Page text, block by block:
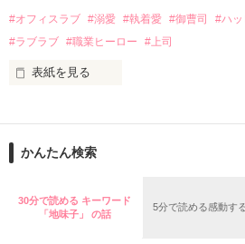
夏木美桜(なつきみお)
鳴海哲平 (なるみてっぺい)
2026.6.5～2026.7.25
＊以前、公開していた話の改稿版です＊
の関係となってしまい――？
#オフィスラブ #溺愛 #執着愛 #御曹司 #ハ
#ラブラブ #職業ヒーロー #上司
表紙を見る
ションの企画戦略室で働いている。
めた、同期で恋人の石垣守（26）がい
いた。
守と由羅から『便利屋雛子』と馬鹿に
かんたん検索
30分で読める キーワード
「地味子」 の話
5分で読める感動す